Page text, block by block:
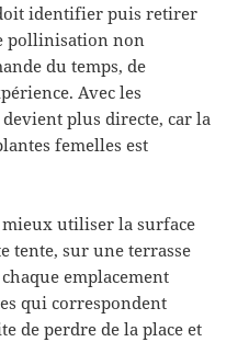
identifier puis retirer
pollinisation non
du temps, de
Avec les
plus directe, car la
femelles est
utiliser la surface
tente, sur une terrasse
emplacement
qui correspondent
de perdre de la place et